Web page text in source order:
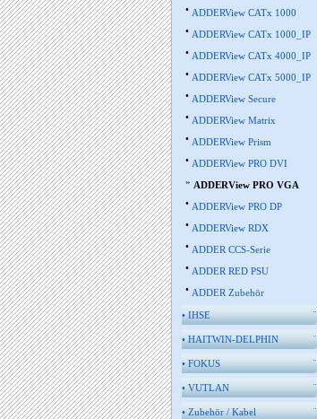
• ADDERView CATx 1000
• ADDERView CATx 1000_IP
• ADDERView CATx 4000_IP
• ADDERView CATx 5000_IP
• ADDERView Secure
• ADDERView Matrix
• ADDERView Prism
• ADDERView PRO DVI
» ADDERView PRO VGA
• ADDERView PRO DP
• ADDERView RDX
• ADDER CCS-Serie
• ADDER RED PSU
• ADDER Zubehör
•IHSE
•HAITWIN-DELPHIN
•FOKUS
•VUTLAN
•Zubehör / Kabel